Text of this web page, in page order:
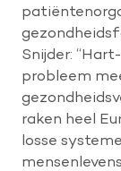
Snijder:
probleem
raken heel
losse